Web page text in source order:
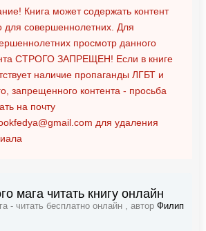
Книга может содержать контент
для совершеннолетних. Для
просмотр данного
СТРОГО ЗАПРЕЩЕН! Если в книге
наличие пропаганды ЛГБТ и
запрещенного контента - просьба
на почту
для удаления
мага читать книгу онлайн
- читать бесплатно онлайн , автор Филип